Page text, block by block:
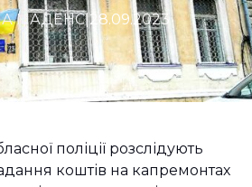
МАДЕНС|28.09.2023
поліції розслідують
коштів на капремонтах